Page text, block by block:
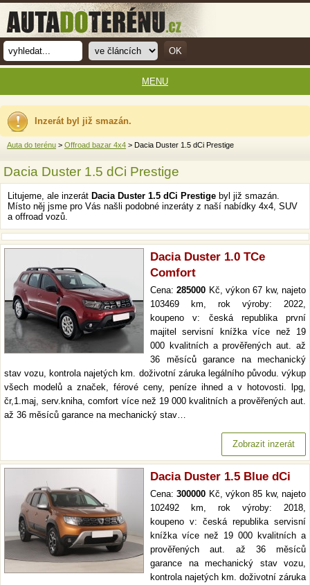
Inzerát byl již smazán.
Auta do terénu > Offroad bazar 4x4 > Dacia Duster 1.5 dCi Prestige
Dacia Duster 1.5 dCi Prestige
Litujeme, ale inzerát Dacia Duster 1.5 dCi Prestige byl již smazán.
Místo něj jsme pro Vás našli podobné inzeráty z naší nabídky 4x4, SUV
a offroad vozů.
Dacia Duster 1.0 TCe
Comfort
Cena:285000 Kč, výkon 67 kw, najeto
103469 km, rok výroby: 2022,
koupeno v: česká republika první
majitel servisní knížka více než 19
000 kvalitních a prověřených aut. až
36 měsíců garance na mechanický
stav vozu, kontrola najetých km. doživotní záruka legálního původu. výkup
všech modelů a značek, férové ceny, peníze ihned a v hotovosti. lpg,
čr,1.maj, serv.kniha, comfort více než 19 000 kvalitních a prověřených aut.
až 36 měsíců garance na mechanický stav…
Zobrazit inzerát
Dacia Duster 1.5 Blue dCi
Cena:300000 Kč, výkon 85 kw, najeto
102492 km, rok výroby: 2018,
koupeno v: česká republika servisní
knížka více než 19 000 kvalitních a
prověřených aut. až 36 měsíců
garance na mechanický stav vozu,
kontrola najetých km. doživotní záruka
MENU